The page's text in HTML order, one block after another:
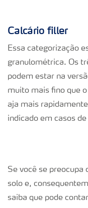
Calcário filler
Essa categorização
granulométrica. Os
podem estar na
muito mais fino que
aja mais
indicado em casos
Se você se preocupa
solo e,
saiba que pode